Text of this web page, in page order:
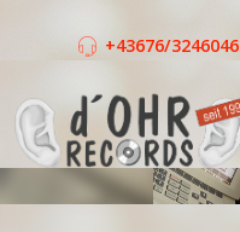
+43676/3246046